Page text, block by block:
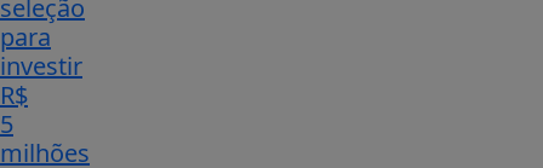
seleção
para
investir
R$
5
milhões